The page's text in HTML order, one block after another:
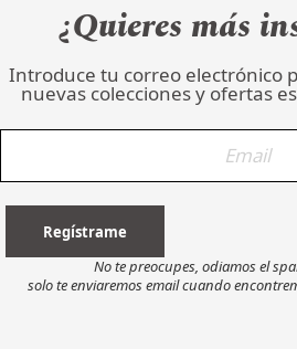
¿Quieres más
Introduce tu correo electrónico
nuevas colecciones y ofertas
No te preocupes, odiamos el
solo te enviaremos email cuando